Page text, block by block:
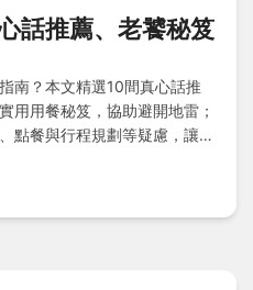
話推薦、老饕秘笈
南？本文精選10間真心話推
用用餐秘笈，協助避開地雷；
點餐與行程規劃等疑慮，讓您